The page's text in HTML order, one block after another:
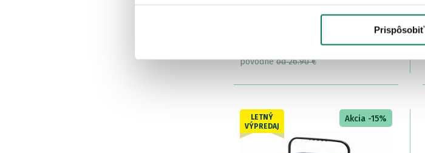
Prispôsobiť
Fox Vedro Aquos Camo Water
OD 22.87 €
pôvodneod 26.90 €
LETNÝ
VÝPREDAJ
Akcia -15%